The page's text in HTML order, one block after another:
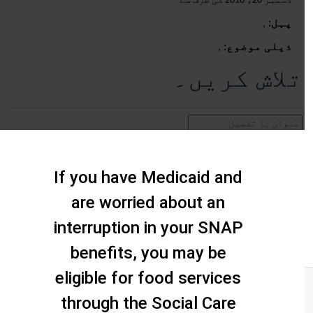
پہل: ,
ذیلی موضوع:,
تلاش کریں۔
If you have Medicaid and
are worried about an
interruption in your SNAP
benefits, you may be
eligible for food services
through the Social Care